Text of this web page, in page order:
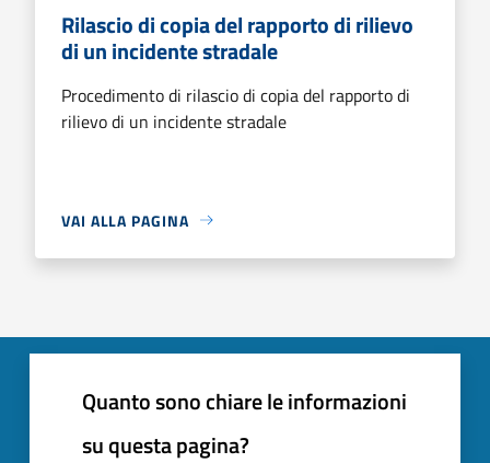
Rilascio di copia del rapporto di rilievo
di un incidente stradale
Procedimento di rilascio di copia del rapporto di
rilievo di un incidente stradale
VAI ALLA PAGINA
Quanto sono chiare le informazioni
su questa pagina?